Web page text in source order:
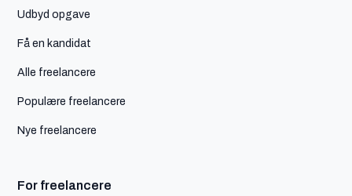
Udbyd opgave
Få en kandidat
Alle freelancere
Populære freelancere
Nye freelancere
For freelancere